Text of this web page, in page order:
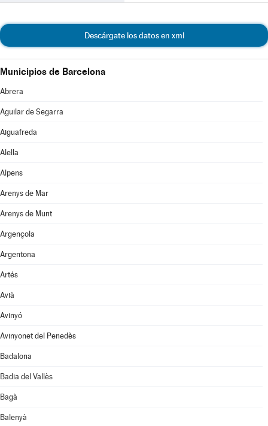
Descárgate los datos en xml
Municipios de Barcelona
Abrera
Aguilar de Segarra
Aiguafreda
Alella
Alpens
Arenys de Mar
Arenys de Munt
Argençola
Argentona
Artés
Avià
Avinyó
Avinyonet del Penedès
Badalona
Badia del Vallès
Bagà
Balenyà